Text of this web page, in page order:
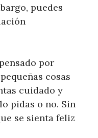
puedes
por
cosas
cuidado y
pidas o no. Sin
se sienta feliz